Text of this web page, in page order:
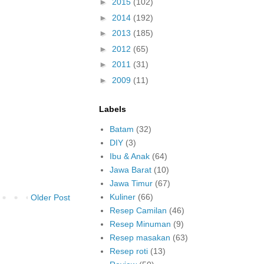
Older Post
► 2015 (102)
► 2014 (192)
► 2013 (185)
► 2012 (65)
► 2011 (31)
► 2009 (11)
Labels
Batam (32)
DIY (3)
Ibu & Anak (64)
Jawa Barat (10)
Jawa Timur (67)
Kuliner (66)
Resep Camilan (46)
Resep Minuman (9)
Resep masakan (63)
Resep roti (13)